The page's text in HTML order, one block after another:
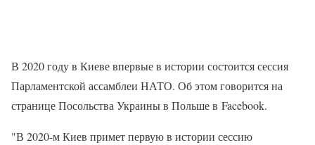
В 2020 году в Киеве впервые в истории состоится сессия
Парламентской ассамблеи НАТО. Об этом говорится на
странице Посольства Украины в Польше в Facebook.
"В 2020-м Киев примет первую в истории сессию